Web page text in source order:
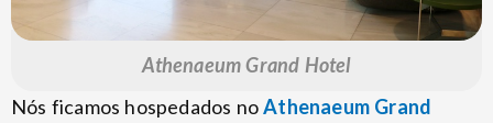
Athenaeum Grand Hotel
Nós ficamos hospedados noAthenaeum Grand